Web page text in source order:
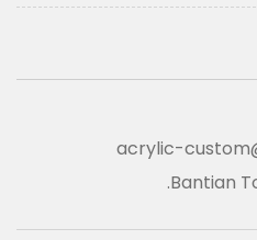
acrylic-
Bantian